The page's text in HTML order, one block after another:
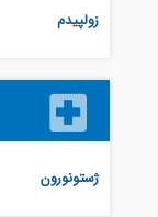
زولپیدم
ژستونورون